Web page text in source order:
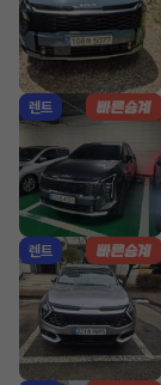
렌트
렌트